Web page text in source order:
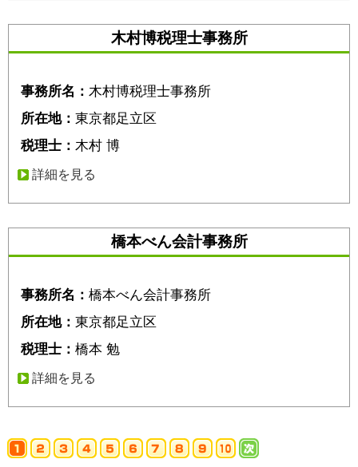
木村博税理士事務所
事務所名： 木村博税理士事務所
所在地： 東京都足立区
税理士： 木村 博
詳細を見る
橋本べん会計事務所
事務所名： 橋本べん会計事務所
所在地： 東京都足立区
税理士： 橋本 勉
詳細を見る